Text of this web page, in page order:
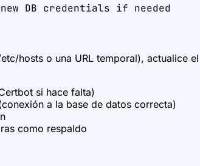
DB credentials if needed
hosts o una URL temporal), actualice
si hace falta)
a la base de datos correcta)
como respaldo